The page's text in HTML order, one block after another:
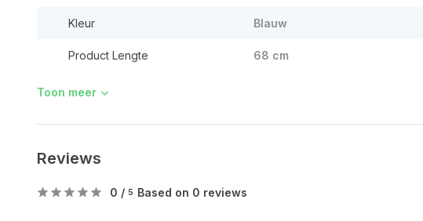
Kleur Blauw
Product Lengte 68 cm
Toon meer
Reviews
0 / 5 Based on 0 reviews